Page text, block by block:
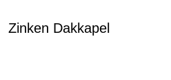
Zinken Dakkapel